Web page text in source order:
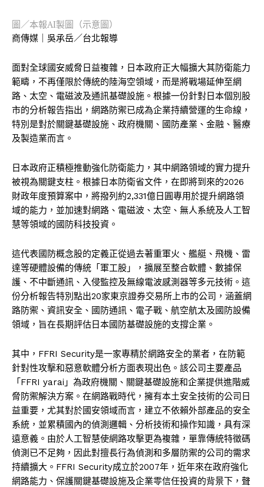
圖／本報AI製圖（示意圖）
商傳媒｜吳承岳／台北報導
面對全球國安威脅日益複雜，日本政府正大幅擴大其防衛能力
範疇，不再僅限於傳統的陸海空領域，而是將戰場延伸至網
路、太空、電磁波及通訊基礎設施。根據一份針對日本個別股
市的分析報告指出，網路防禦已成為企業持續營運的生命線，
特別是對於關鍵基礎設施、政府機關、國防產業、金融、醫療
及製造業而言。
日本政府正積極推動強化防衛能力，其中網路領域的實力提升
被視為關鍵支柱。根據日本防衛省文件，在即將到來的2026
財政年度預算案中，將撥列約2,331億日圓專用於提升網路領
域的能力，並加速對網路、電磁波、太空、無人系統及人工智
慧等領域的國防科技投資。
這代表國防概念股的定義正從過去著重軍火、艦艇、飛機、雷
達等硬體設備的傳統「軍工股」，擴展至整合軟體、數據保
護、不中斷通訊、入侵監控及無線電波感測器等多元技術。這
份分析報告特別點出20家東京證券交易所上市的公司，涵蓋網
路防禦、資訊安全、國防通訊、電子戰、航空航太及國防設備
領域，旨在長期評估日本國防基礎設施的支撐企業。
其中，FFRI Security是一家專精於網路安全的業者，在防範
針對性攻擊和惡意軟體分析方面表現出色。該公司主要產品
「FFRI yarai」為政府機關、關鍵基礎設施和企業提供進階威
脅防禦解決方案。在網路戰時代，擁有本土安全技術的公司日
益重要，尤其對於國安領域而言，建立不依賴外部產品的安全
系統，並累積國內的偵測邏輯、分析技術和操作知識，具有深
遠意義。由於人工智慧使網路攻擊更為複雜，單靠傳統特徵碼
偵測已不足夠，因此對擅長行為偵測和多層防禦的公司的需求
持續擴大。FFRI Security成立於2007年，近年來在政府強化
網路能力、保護關鍵基礎設施及企業零信任投資的背景下，聲